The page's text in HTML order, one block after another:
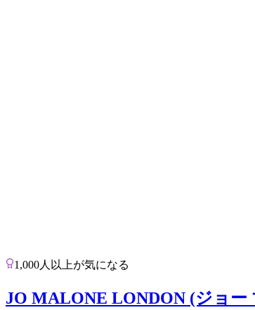
1,000人以上が気になる
JO MALONE LONDON (ジョー